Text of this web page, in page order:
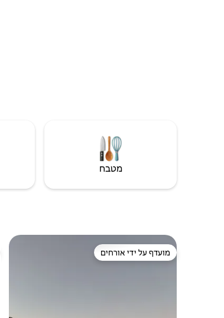
מטבח
מועדף על ידי אורחים
מועדף על ידי אורחים